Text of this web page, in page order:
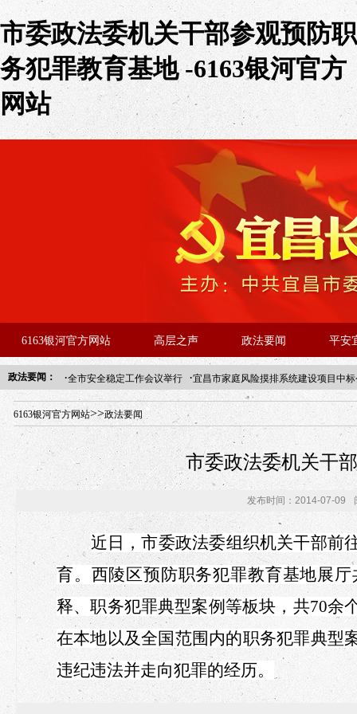
市委政法委机关干部参观预防职
务犯罪教育基地 -6163银河官方
网站
6163银河官方网站 高层之声 政法要闻 平安
政法要闻： ·全市安全稳定工作会议举行 ·宜昌市家庭风险摸排系统建设项目中
年“招才兴业”事业单位人才引进·北京站人民大学入校工作提醒
6163银河官方网站>>政法要闻
市委政法委机关干
发布时间：2014-07-09
近日，市委政法委组织机关干部前
育。西陵区预防职务犯罪教育基地展
释、职务犯罪典型案例等板块，共70余
在本地以及全国范围内的职务犯罪典型
违纪违法并走向犯罪的经历。